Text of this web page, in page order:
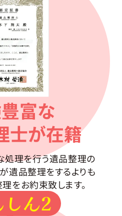
富な
士が在籍
処理を行う遺品整理の
遺品整理をするよりも
をお約束致します。
しん2